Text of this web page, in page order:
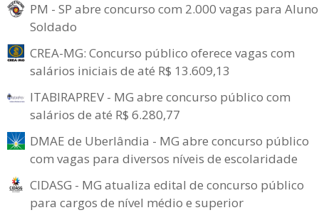
PM - SP abre concurso com 2.000 vagas para
Soldado
CREA-MG: Concurso público oferece vagas com
salários iniciais de até R$ 13.609,13
ITABIRAPREV - MG abre concurso público com
salários de até R$ 6.280,77
DMAE de Uberlândia - MG abre concurso público
com vagas para diversos níveis de escolaridade
CIDASG - MG atualiza edital de concurso público
para cargos de nível médio e superior